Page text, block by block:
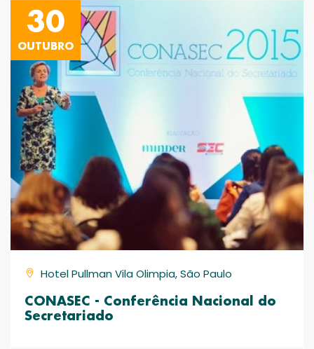
30
OUTUBRO
Hotel Pullman Vila Olimpia, São Paulo
CONASEC - Conferência Nacional do
Secretariado